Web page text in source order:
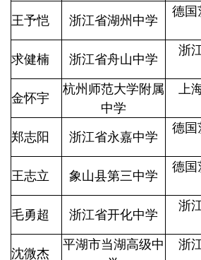
王予恺 浙江省湖州中学
德国
求健楠 浙江省舟山中学
浙
金怀宇
杭州师范大学附属
中学
上
郑志阳 浙江省永嘉中学
德国
王志立 象山县第三中学
德国
毛勇超 浙江省开化中学
浙
沈微杰
平湖市当湖高级中
浙